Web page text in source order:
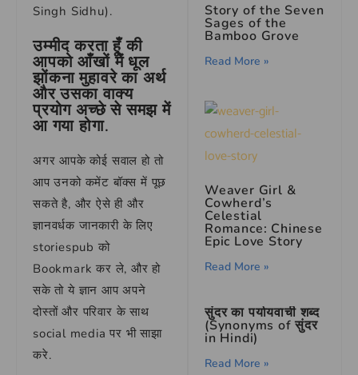
Singh Sidhu).
उम्मीद करता हूँ की
आपकोआँखों में धूल
झोंकनामुहावरे का अर्थ
और उसका वाक्य
प्रयोग अच्छे से समझ में
आ गया होगा.
अगर आपके कोई सवाल हो तो
आप उनको कमेंट बॉक्स में पूछ
सकते है, और ऐसे ही और
ज्ञानवर्धक जानकारी के लिए
storiespub को
Bookmark कर ले, और हो
सके तो ये ज्ञान आप अपने
दोस्तों और परिवार के साथ
social media पर भी साझा
करे.
Story of the Seven
Sages of the
Bamboo Grove
Read More »
Weaver Girl &
Cowherd’s
Celestial
Romance: Chinese
Epic Love Story
Read More »
सुंदर का पर्यायवाची शब्द
(Synonyms of सुंदर
in Hindi)
Read More »